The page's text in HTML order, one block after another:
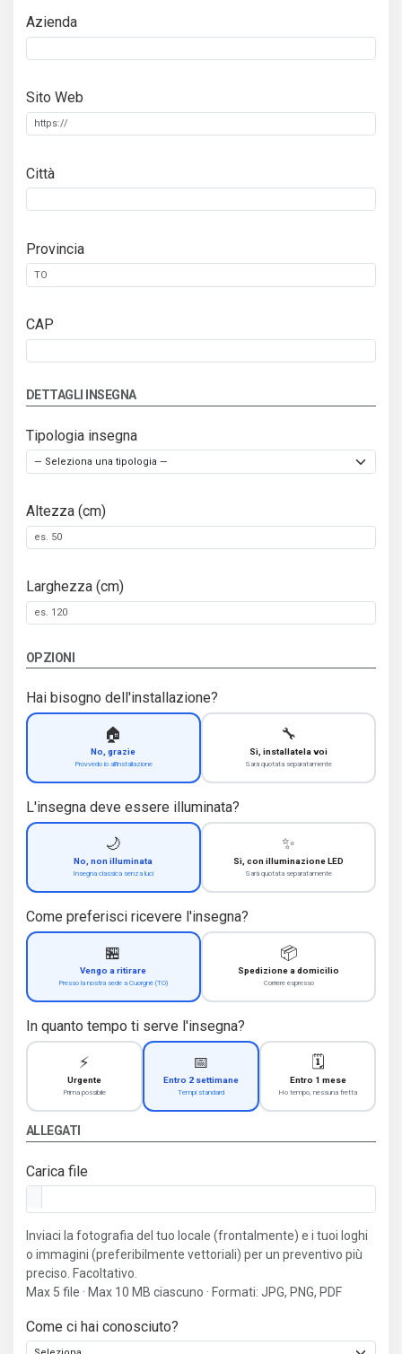
Azienda
Sito Web
Città
Provincia
CAP
DETTAGLI INSEGNA
Tipologia insegna
Altezza (cm)
Larghezza (cm)
OPZIONI
Hai bisogno dell'installazione?
🏠
No, grazie
Provvedo io all'installazione
🔧
Sì, installatela voi
Sarà quotata separatamente
L'insegna deve essere illuminata?
🌙
No, non illuminata
Insegna classica senza luci
✨
Sì, con illuminazione LED
Sarà quotata separatamente
Come preferisci ricevere l'insegna?
🏪
Vengo a ritirare
Presso la nostra sede a Cuorgnè (TO)
📦
Spedizione a domicilio
Corriere espresso
In quanto tempo ti serve l'insegna?
⚡
Urgente
Prima possibile
📅
Entro 2 settimane
Tempi standard
🗓️
Entro 1 mese
Ho tempo, nessuna fretta
ALLEGATI
Carica file
Inviaci la fotografia del tuo locale (frontalmente) e i tuoi loghi
o immagini (preferibilmente vettoriali) per un preventivo più
preciso. Facoltativo.
Max 5 file · Max 10 MB ciascuno · Formati: JPG, PNG, PDF
Come ci hai conosciuto?